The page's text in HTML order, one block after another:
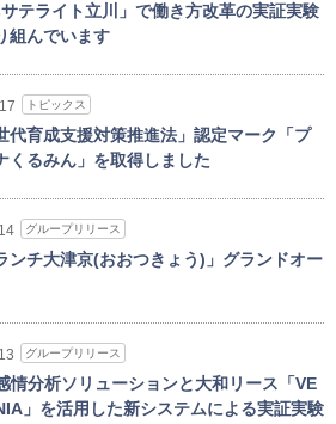
サテライト立川」で働き方改革の実証実験
組んでいます
トピックス
代育成支援対策推進法」認定マーク「プ
くるみん」を取得しました
グループリリース
ンチ大津京(おおつきょう)」グランドオー
グループリリース
情分析ソリューションと大和リース「VE
」を活用した新システムによる実証実験